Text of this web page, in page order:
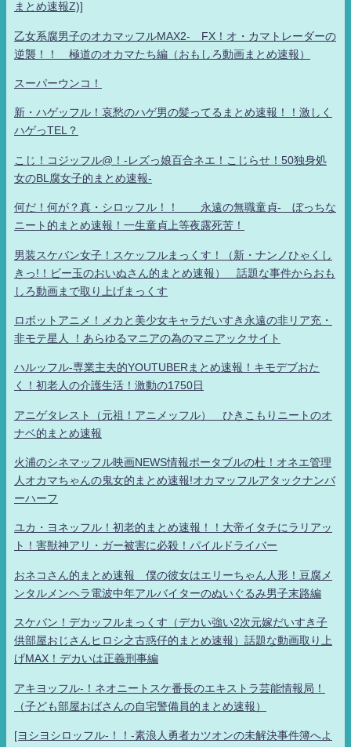
まとめ速報Z)]
乙女系腐男子のオカマッフルMAX2- FX！オ・カマトレーダーの
逆襲！！ 極道のオカマたち編（おもしろ動画まとめ速報）
スーパーウンコ！
新・ハゲッフル！哀愁のハゲ男の髪ってるまとめ速報！！激しく
ハゲっTEL？
こじ！コジッフル@！-レズっ娘百合ネエ！こじらせ！50独身処
女のBL腐女子的まとめ速報-
何だ！何が？真・シロッフル！！ 永遠の無職童貞- ぼっちな
ニート的まとめ速報！一生童貞上等夜露死苦！
男装スケバン女子！スケッフルまっくす！（新・ナンノひゃくし
きっ!！ビー玉のおいぬさん的まとめ速報） 話題な事件からおも
しろ動画まで取り上げまっくす
ロボットアニメ！メカと美少女キャラだいすき永遠の非リア充・
非モテ星人 ！あらゆるマニアの為のマニアックサイト
ハルッフル-専業主夫的YOUTUBERまとめ速報！キモデブおた
く！初老人の介護生活！激動の1750日
アニゲタレスト（元祖！アニメッフル） ひきこもりニートのオ
ナベ的まとめ速報
火浦のシネマッフル映画NEWS情報ポータブルの杜！オネエ管理
人オカマちゃんの鬼女的まとめ速報!オカマッフルアタックナンバ
ーハーフ
ユカ・ヨネッフル！初老的まとめ速報！！大帝イタチにラリアッ
ト！害獣神アリ・ガー被害に必殺！パイルドライバー
おネコさん的まとめ速報 僕の彼女はエリーちゃん人形！豆腐メ
ンタルメンヘラ電波中年アルバイターのぬいぐるみ男子末路編
スケバン！デカッフルまっくす（デカい強い2次元嫁だいすき子
供部屋おじさんヒロシ之古惑仔的まとめ速報）話題な動画取り上
げMAX！デカいは正義刑事編
アキヨッフル-！ネオニートスケ番長のエキストラ芸能情報局！
（子ども部屋おばさんの自宅警備員的まとめ速報）
[ヨシヨシロッフル-！！-素浪人勇者カツオンの未解決事件簿へよ